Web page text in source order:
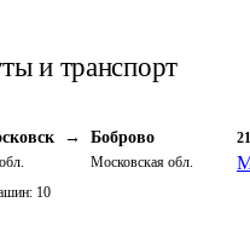
и транспорт
→ Боброво
Московская обл.
10